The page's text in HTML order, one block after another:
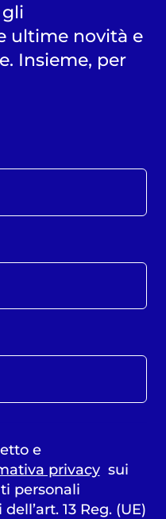
ultime novità e
Insieme, per
e
privacysui
personali
13 Reg. (UE)